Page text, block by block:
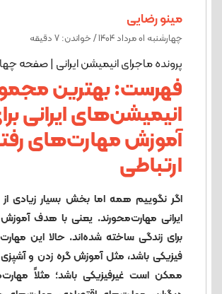
مینو رضایی
چهارشنبه 01 مرداد 1404 / خواندن: 7 دقیقه
پرونده ماجرای انیمیشن ایرانی | صفحه
فهرست: بهترین
انیمیشن‌های ایرانی
آموزش مهارت‌های
ارتباطی
اگر نگوییم همه اما بخش بسیار زیادی
ایرانی مهارت‌محورند. یعنی با هدف
برای زندگی ساخته شده‌اند. حالا این
فیزیکی باشد، مثل آموزش گره زدن و
ممکن است غیرفیزیکی باشد؛ مثلاً